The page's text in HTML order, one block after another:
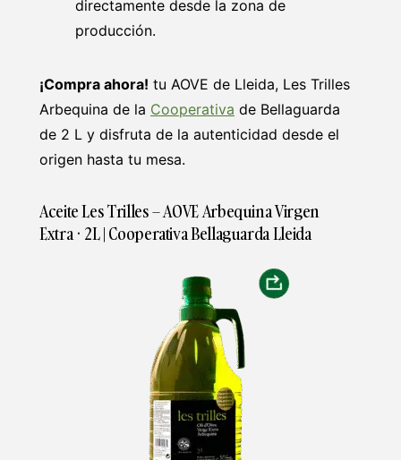
directamente desde la zona de
producción.
¡Compra ahora! tu AOVE de Lleida, Les Trilles
Arbequina de la Cooperativa de Bellaguarda
de 2 L y disfruta de la autenticidad desde el
origen hasta tu mesa.
Aceite Les Trilles – AOVE Arbequina Virgen
Extra · 2L | Cooperativa Bellaguarda Lleida